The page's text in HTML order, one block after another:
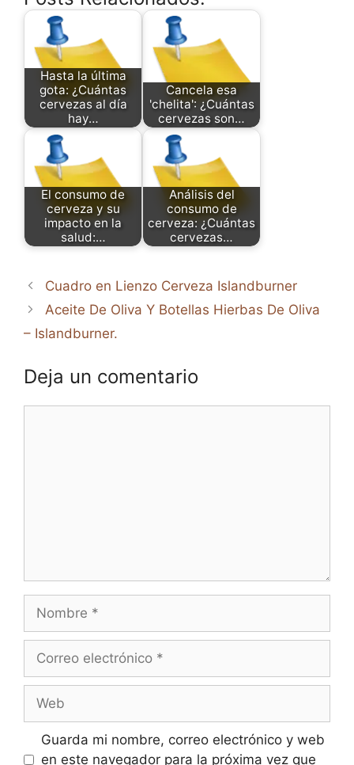
Hasta la última
gota: ¿Cuántas
cervezas al día
hay…
Cancela esa
'chelita': ¿Cuántas
cervezas son…
El consumo de
cerveza y su
impacto en la
salud:…
Análisis del
consumo de
cerveza: ¿Cuántas
cervezas…
Cuadro en Lienzo Cerveza Islandburner
Aceite De Oliva Y Botellas Hierbas De Oliva
– Islandburner.
Deja un comentario
electrónico
Guarda mi nombre, correo electrónico y web
en este navegador para la próxima vez que